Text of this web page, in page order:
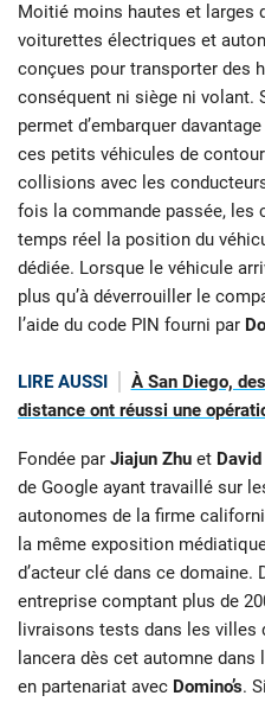
Moitié moins hautes et larges
voiturettes électriques et
conçues pour transporter des
conséquent ni siège ni volant.
permet d’embarquer
ces petits véhicules de
collisions avec les
fois la commande passée, les
temps réel la position du
dédiée. Lorsque le véhicule
plus qu’à déverrouiller le
l’aide du code PIN fourni par
LIRE AUSSI
À San Diego,
distance ont réussi une
Fondée par Jiajun Zhu et
de Google ayant travaillé sur
autonomes de la firme
la même exposition
d’acteur clé dans ce
entreprise comptant plus de
livraisons tests dans les villes
lancera dès cet automne
en partenariat avec Domino’s.